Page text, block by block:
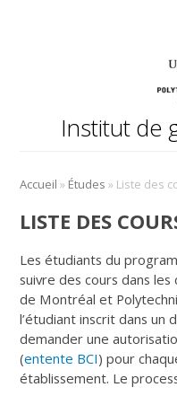
Institut de
Accueil » Études » Liste des
LISTE DES
Les étudiants du
suivre des cours dans
de Montréal et
l’étudiant inscrit dans un
demander une
(entente BCI) pour
établissement. Le